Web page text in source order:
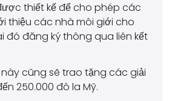
thiết kế để cho phép các
thiệu các nhà môi giới cho
đó đăng ký thông qua liên kết
cũng sẽ trao tặng các giải
250.000 đô la Mỹ.